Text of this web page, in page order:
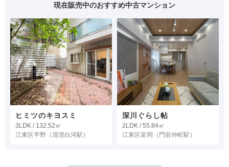
現在販売中のおすすめ中古マンション
ヒミツのキヨスミ
3LDK / 132.52㎡
江東区平野 （清澄白河駅）
深川ぐらし帖
2LDK / 55.84㎡
江東区富岡
（門前仲町駅）